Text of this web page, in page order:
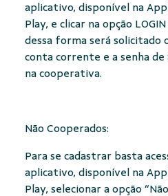
aplicativo, disponível na
Play, e clicar na opção
dessa forma será solicitado
conta corrente e a senha
na cooperativa.
Não Cooperados:
Para se cadastrar basta
aplicativo, disponível na
Play, selecionar a opção